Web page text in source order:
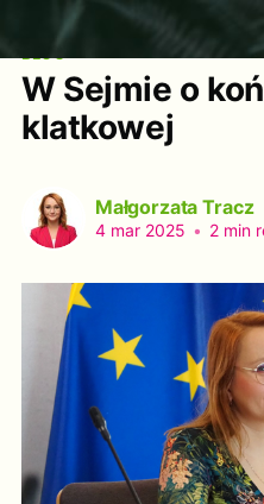
W Sejmie o
klatkowej
Małgorzata Tracz
4 mar 2025 • 2 min